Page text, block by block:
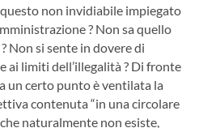
non invidiabile impiegato
? Non sa quello
Non si sente in dovere di
ai limiti dell’illegalità ? Di fronte
un certo punto è ventilata la
contenuta “in una circolare
naturalmente non esiste,